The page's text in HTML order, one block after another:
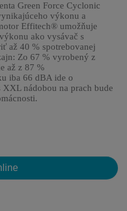
Green Force Cyclonic
výkonu a
Effitech® umožňuje
ako vysávač s
až 40 % spotrebovanej
Zo 67 % vyrobený z
až z 87 %
iba 66 dBA ide o
nádobou na prach bude